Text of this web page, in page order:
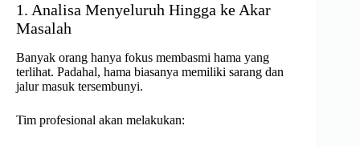
1. Analisa Menyeluruh Hingga ke Akar
Masalah
Banyak orang hanya fokus membasmi hama yang
terlihat. Padahal, hama biasanya memiliki sarang dan
jalur masuk tersembunyi.
Tim profesional akan melakukan: